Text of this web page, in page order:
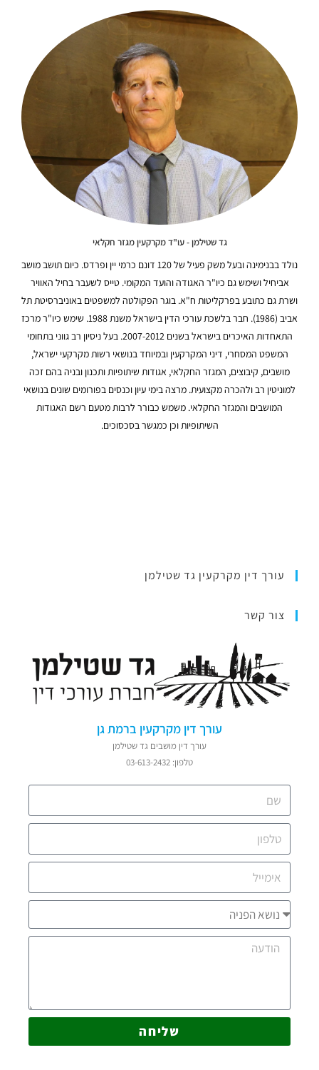
גד שטילמן - עו"ד מקרקעין מגזר חקלאי
נולד בבנימינה ובעל משק פעיל של 120 דונם כרמי יין ופרדס. כיום תושב מושב
אביחיל ושימש גם כיו"ר האגודה והועד המקומי. טייס לשעבר בחיל האוויר
ושרת גם כתובע בפרקליטות ח"א. בוגר הפקולטה למשפטים באוניברסיטת תל
אביב (1986). חבר בלשכת עורכי הדין בישראל משנת 1988. שימש כיו"ר מרכז
התאחדות האיכרים בישראל בשנים 2007-2012. בעל ניסיון רב גווני בתחומי
המשפט המסחרי, דיני המקרקעין ובמיוחד בנושאי רשות מקרקעי ישראל,
מושבים, קיבוצים, המגזר החקלאי, אגודות שיתופיות ותכנון ובניה בהם זכה
למוניטין רב ולהכרה מקצועית. מרצה בימי עיון וכנסים בפורומים שונים בנושאי
המושבים והמגזר החקלאי. משמש כבורר לרבות מטעם רשם האגודות
השיתופיות וכן כמגשר בסכסוכים.
עורך דין מקרקעין גד שטילמן
צור קשר
עורך דין מקרקעין ברמת גן
עורך דין מושבים גד שטילמן
טלפון: 03-613-2432
שליחה